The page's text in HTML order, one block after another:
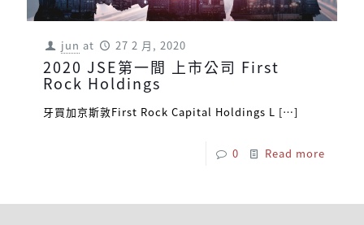
jun at 27 2 月, 2020
2020 JSE第一間 上市公司 First
Rock Holdings
牙買加京斯敦First Rock Capital Holdings L […]
0 Read more